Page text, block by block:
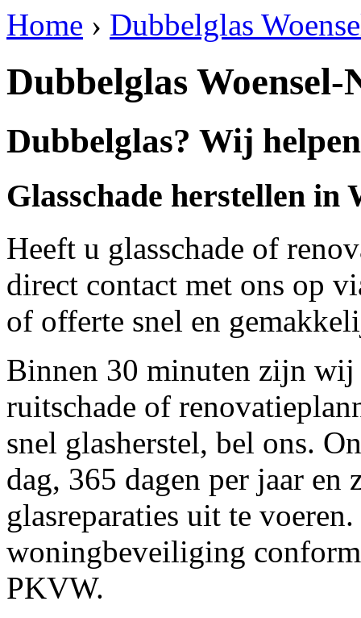
Home › Dubbelglas
Dubbelglas Woensel-
Dubbelglas? Wij
Glasschade herstellen in
Heeft u glasschade of
direct contact met ons op
of offerte snel en
Binnen 30 minuten zijn wij
ruitschade of
snel glasherstel, bel ons.
dag, 365 dagen per jaar
glasreparaties uit te
woningbeveiliging
PKVW.